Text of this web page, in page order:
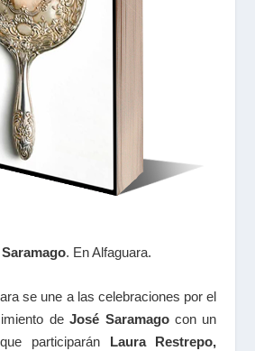
. En Alfaguara.
se une a las celebraciones por el
deJosé Saramagocon un
participarán Laura Restrepo,